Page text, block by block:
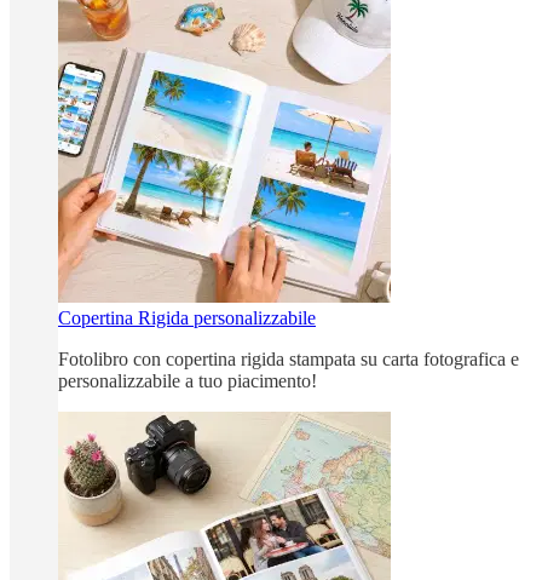
Copertina Rigida personalizzabile
Fotolibro con copertina rigida stampata su carta fotografica e
personalizzabile a tuo piacimento!